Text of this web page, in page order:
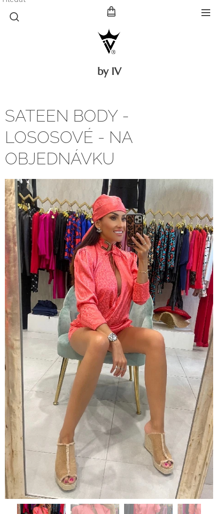
by IV
SATEEN BODY -
LOSOSOVÉ - NA
OBJEDNÁVKU